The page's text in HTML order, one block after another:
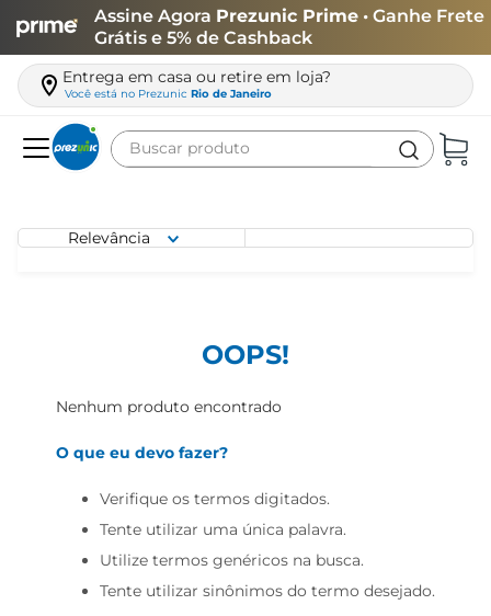
Assine Agora Prezunic Prime • Ganhe Frete
Grátis e 5% de Cashback
Entrega em casa ou retire em loja?
Você está no Prezunic Rio de Janeiro
Buscar produto
Relevância
OOPS!
Nenhum produto encontrado
O que eu devo fazer?
Verifique os termos digitados.
Tente utilizar uma única palavra.
Utilize termos genéricos na busca.
Tente utilizar sinônimos do termo desejado.
carne
biscoito
arroz
iogurte
papel higiênico
cerveja